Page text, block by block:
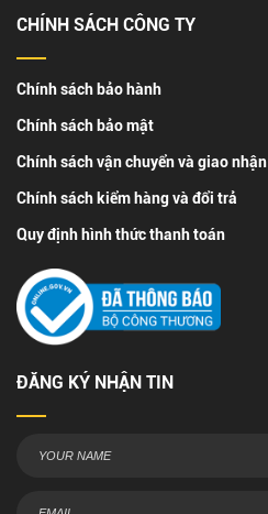
CHÍNH SÁCH CÔNG TY
Chính sách bảo hành
Chính sách bảo mật
Chính sách vận chuyển và giao nhận
Chính sách kiểm hàng và đổi trả
Quy định hình thức thanh toán
ĐĂNG KÝ NHẬN TIN